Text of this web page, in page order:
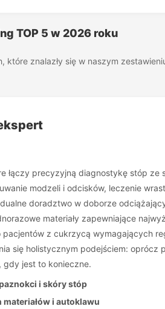
TOP 5 w 2026 roku
znalazły się w naszym
łączy precyzyjną diagnostykę stóp
modzeli i odcisków, leczenie
doradztwo w doborze
materiały zapewniające
pacjentów z cukrzycą
się holistycznym podejściem:
gdy jest to konieczne.
i skóry stóp
i autoklawu